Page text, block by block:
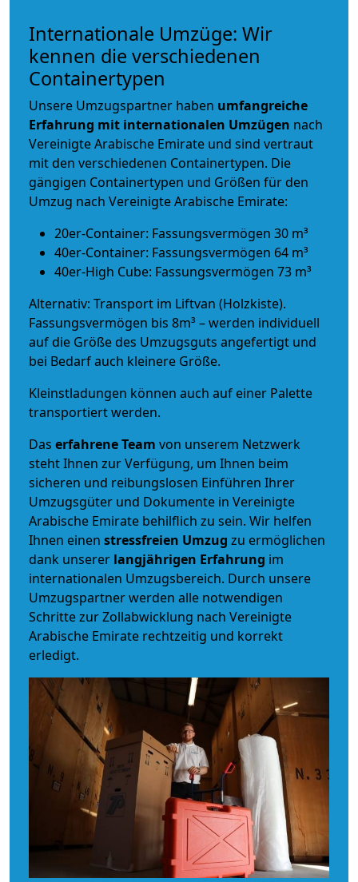
Internationale Umzüge: Wir
kennen die verschiedenen
Containertypen
Unsere Umzugspartner haben umfangreiche
Erfahrung mit internationalen Umzügen nach
Vereinigte Arabische Emirate und sind vertraut
mit den verschiedenen Containertypen. Die
gängigen Containertypen und Größen für den
Umzug nach Vereinigte Arabische Emirate:
20er-Container: Fassungsvermögen 30 m³
40er-Container: Fassungsvermögen 64 m³
40er-High Cube: Fassungsvermögen 73 m³
Alternativ: Transport im Liftvan (Holzkiste).
Fassungsvermögen bis 8m³ – werden individuell
auf die Größe des Umzugsguts angefertigt und
bei Bedarf auch kleinere Größe.
Kleinstladungen können auch auf einer Palette
transportiert werden.
Das erfahrene Team von unserem Netzwerk
steht Ihnen zur Verfügung, um Ihnen beim
sicheren und reibungslosen Einführen Ihrer
Umzugsgüter und Dokumente in Vereinigte
Arabische Emirate behilflich zu sein. Wir helfen
Ihnen einen stressfreien Umzug zu ermöglichen
dank unserer langjährigen Erfahrung im
internationalen Umzugsbereich. Durch unsere
Umzugspartner werden alle notwendigen
Schritte zur Zollabwicklung nach Vereinigte
Arabische Emirate rechtzeitig und korrekt
erledigt.